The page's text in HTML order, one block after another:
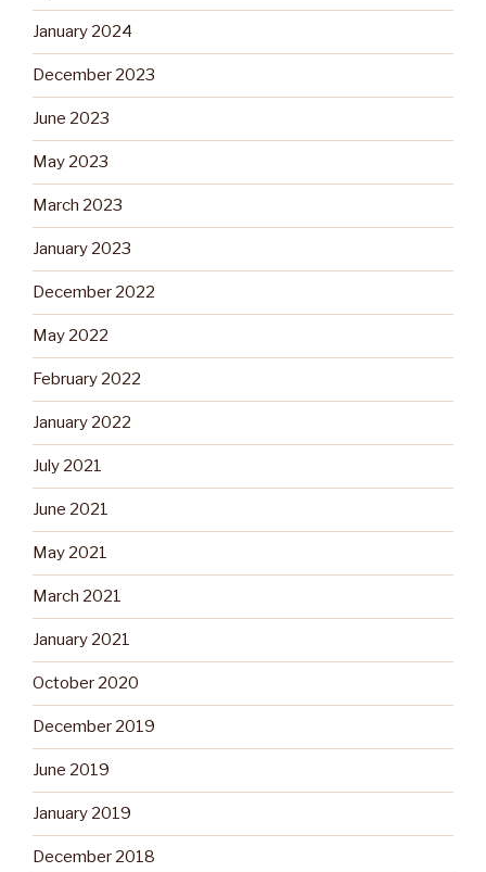
January 2024
December 2023
June 2023
May 2023
March 2023
January 2023
December 2022
May 2022
February 2022
January 2022
July 2021
June 2021
May 2021
March 2021
January 2021
October 2020
December 2019
June 2019
January 2019
December 2018